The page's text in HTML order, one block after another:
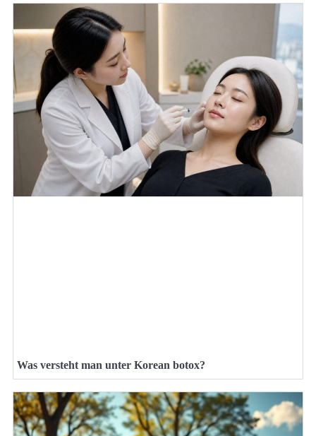
Was versteht man unter Korean botox?